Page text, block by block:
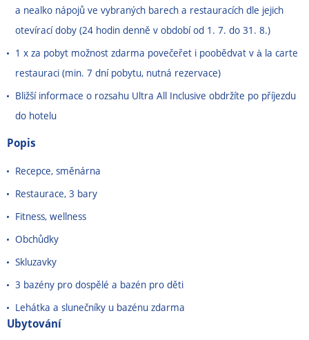
a nealko nápojů ve vybraných barech a restauracích dle jejich
otevírací doby (24 hodin denně v období od 1. 7. do 31. 8.)
1 x za pobyt možnost zdarma povečeřet i poobědvat v à la carte
restauraci (min. 7 dní pobytu, nutná rezervace)
Bližší informace o rozsahu Ultra All Inclusive obdržíte po příjezdu
do hotelu
Popis
Recepce, směnárna
Restaurace, 3 bary
Fitness, wellness
Obchůdky
Skluzavky
3 bazény pro dospělé a bazén pro děti
Lehátka a slunečníky u bazénu zdarma
Ubytování